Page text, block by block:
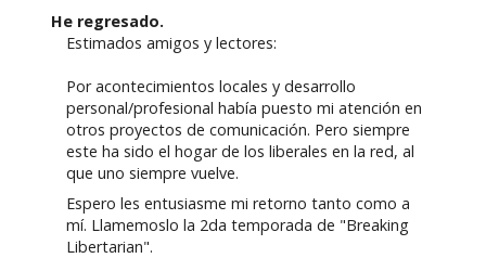
He regresado.
Estimados amigos y lectores:
Por acontecimientos locales y desarrollo
personal/profesional había puesto mi atención en
otros proyectos de comunicación. Pero siempre
este ha sido el hogar de los liberales en la red, al
que uno siempre vuelve.
Espero les entusiasme mi retorno tanto como a
mí. Llamemoslo la 2da temporada de "Breaking
Libertarian".